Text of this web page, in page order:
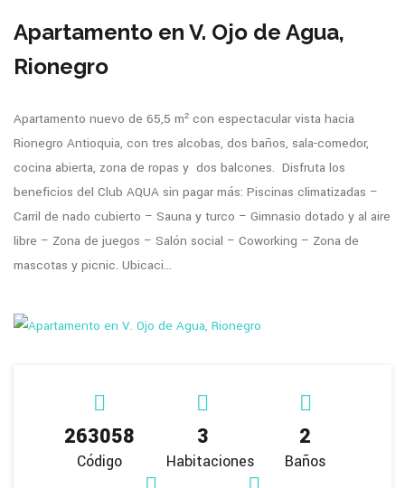
Apartamento en V. Ojo de Agua,
Rionegro
Apartamento nuevo de 65,5 m² con espectacular vista hacia
Rionegro Antioquia, con tres alcobas, dos baños, sala-comedor,
cocina abierta, zona de ropas y dos balcones. Disfruta los
beneficios del Club AQUA sin pagar más: Piscinas climatizadas –
Carril de nado cubierto – Sauna y turco – Gimnasio dotado y al aire
libre – Zona de juegos – Salón social – Coworking – Zona de
mascotas y picnic. Ubicaci...
263058
Código
3
Habitaciones
2
Baños